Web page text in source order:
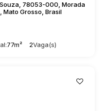
78053-000, Morada
Mato Grosso, Brasil
77m² 2Vaga(s)